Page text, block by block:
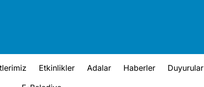
Etkinlikler Adalar Haberler Duyurular